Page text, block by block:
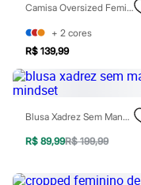
Roupas menino
0 a 24 meses
1 a 5 anos
4 a 12 anos
10 a 16 anos
Acessórios
Recém-nascido
Bolsas e Mochilas
Chapéus
Calçados
Pantufas
Camisa Oversized Feminina De Algodão Manga Longa Xadrez Rosa
+ 2 cores
R$ 139,99
Blusa Xadrez Sem Manga Mindset
R$ 89,99R$ 199,99